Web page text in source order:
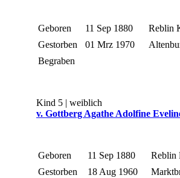
Geboren 11 Sep 1880
Reblin
Gestorben
01 Mrz 1970
Begraben
Kind 5 | weiblich
v. Gottberg Agathe Adolfine
Geboren 11 Sep 1880
Reblin
Gestorben
18 Aug 1960